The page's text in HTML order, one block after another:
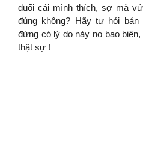
đuổi cái mình thích, sợ mà
đúng không? Hãy tự hỏi
đừng có lý do này nọ bao
thật sự !